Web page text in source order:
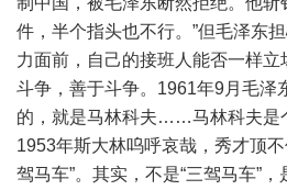
件，半个指头也不行。”但毛泽东
力面前，自己的接班人能否一样
斗争，善于斗争。1961年9月毛泽
的，就是马林科夫……马林科夫是
1953年斯大林呜呼哀哉，秀才顶
驾马车”。其实，不是“三驾马车”，